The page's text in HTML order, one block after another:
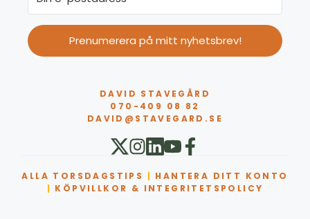
Prenumerera på mitt nyhetsbrev!
DAVID STAVEGÅRD
070-409 08 82
DAVID@STAVEGARD.SE
ALLA TORSDAGSTIPS | HANTERA DITT KONTO
| KÖPVILLKOR & INTEGRITETSPOLICY